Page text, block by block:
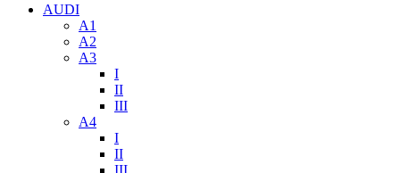
AUDI
A1
A2
A3
I
II
III
A4
I
II
III